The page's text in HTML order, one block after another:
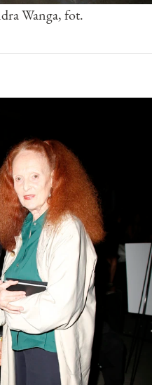
Wanga, fot.